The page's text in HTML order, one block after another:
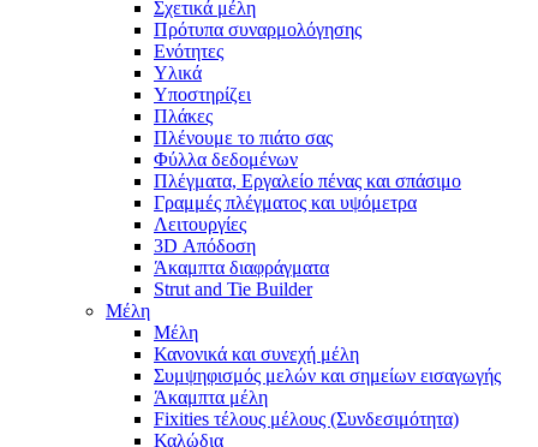
Σχετικά μέλη
Πρότυπα συναρμολόγησης
Ενότητες
Υλικά
Υποστηρίζει
Πλάκες
Πλένουμε το πιάτο σας
Φύλλα δεδομένων
Πλέγματα, Εργαλείο πένας και σπάσιμο
Γραμμές πλέγματος και υψόμετρα
Λειτουργίες
3D Απόδοση
Άκαμπτα διαφράγματα
Strut and Tie Builder
Μέλη
Μέλη
Κανονικά και συνεχή μέλη
Συμψηφισμός μελών και σημείων εισαγωγής
Άκαμπτα μέλη
Fixities τέλους μέλους (Συνδεσιμότητα)
Καλώδια